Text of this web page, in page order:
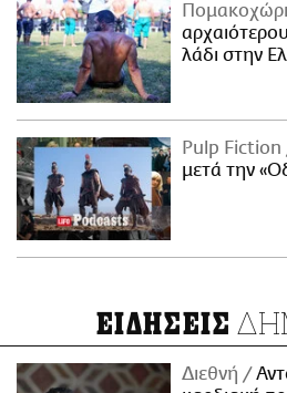
λάδι στην
Pulp Fiction
μετά την
ΕΙΔΗΣΕΙΣ
Διεθνή